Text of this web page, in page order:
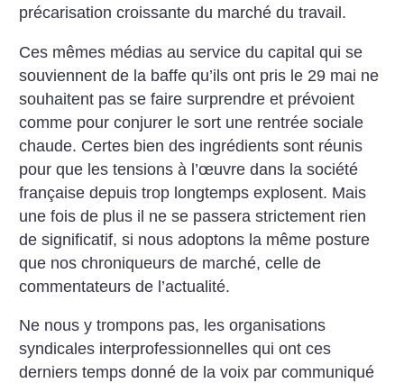
précarisation croissante du marché du travail.
Ces mêmes médias au service du capital qui se
souviennent de la baffe qu’ils ont pris le 29 mai ne
souhaitent pas se faire surprendre et prévoient
comme pour conjurer le sort une rentrée sociale
chaude. Certes bien des ingrédients sont réunis
pour que les tensions à l’œuvre dans la société
française depuis trop longtemps explosent. Mais
une fois de plus il ne se passera strictement rien
de significatif, si nous adoptons la même posture
que nos chroniqueurs de marché, celle de
commentateurs de l’actualité.
Ne nous y trompons pas, les organisations
syndicales interprofessionnelles qui ont ces
derniers temps donné de la voix par communiqué